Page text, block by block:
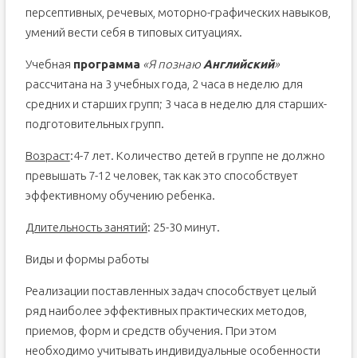
персептивных, речевых, моторно-графических навыков,
умений вести себя в типовых ситуациях.
Учебная программа «Я познаю Английский»
рассчитана на 3 учебных года, 2 часа в неделю для
средних и старших групп; 3 часа в неделю для старших-
подготовительных групп.
Возраст:4-7 лет. Количество детей в группе не должно
превышать 7-12 человек, так как это способствует
эффективному обучению ребенка.
Длительность занятий: 25-30 минут.
Виды и формы работы
Реализации поставленных задач способствует целый
ряд наиболее эффективных практических методов,
приемов, форм и средств обучения. При этом
необходимо учитывать индивидуальные особенности